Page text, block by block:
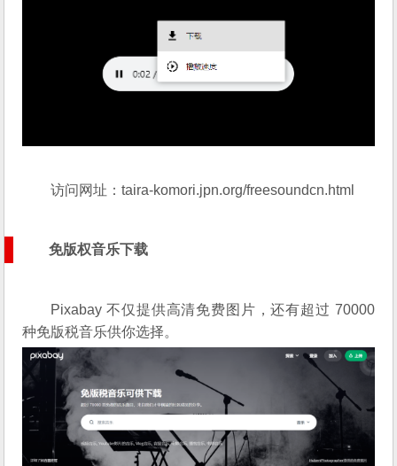
访问网址：taira-komori.jpn.org/freesoundcn.html
免版权音乐下载
Pixabay 不仅提供高清免费图片，还有超过 70000
种免版税音乐供你选择。